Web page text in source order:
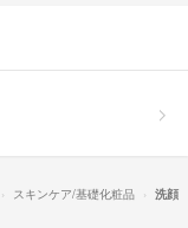
スキンケア/基礎化粧品
洗顔